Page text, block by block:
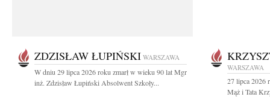
ZDZISŁAW ŁUPIŃSKI WARSZAWA
W dniu 29 lipca 2026 roku zmarł w wieku 90 lat Mgr
inż. Zdzisław Łupiński Absolwent Szkoły...
WARSZAWA
27 lipca 2026
Mąż i Tata